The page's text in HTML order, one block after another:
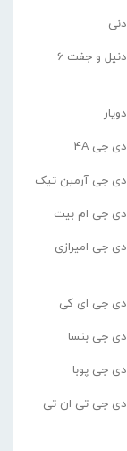
دنی
دنیل و جفت 6
دویار
دی جی 4A
دی جی آرمین تیک
دی جی ام بیت
دی جی امیرازی
دی جی ای کی
دی جی بنسا
دی جی پوبا
دی جی تی ان تی